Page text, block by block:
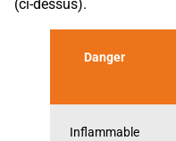
(ci-dessus).
Danger
Inflammable